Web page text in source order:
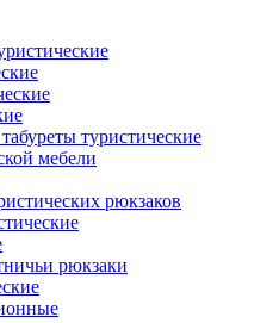
туристические
мебели
рюкзаков
рюкзаки